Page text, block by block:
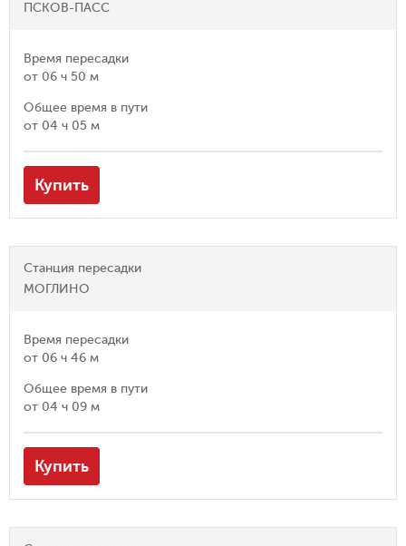
ПСКОВ-ПАСС
Время пересадки
от 06 ч 50 м
Общее время в пути
от 04 ч 05 м
Купить
Станция пересадки
МОГЛИНО
Время пересадки
от 06 ч 46 м
Общее время в пути
от 04 ч 09 м
Купить